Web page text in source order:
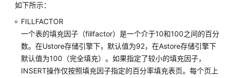
SECURITY
POLICY
ALTER
SCHEMA
如下所示：
FILLFACTOR
一个表的填充因子（fillfactor）是一个介于10和100之间的百分
数。在Ustore存储引擎下，默认值为92，在Astore存储引擎下
默认值为100（完全填充）。如果指定了较小的填充因子，
INSERT操作仅按照填充因子指定的百分率填充表页。每个页上